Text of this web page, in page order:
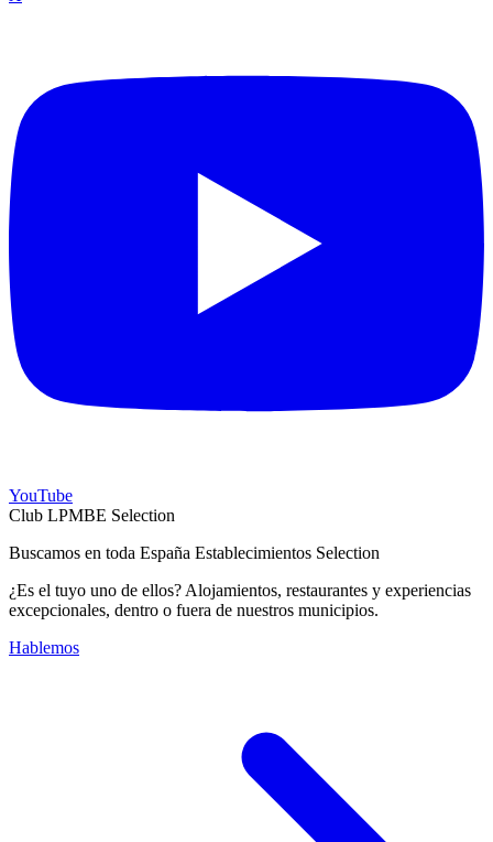
YouTube
Club LPMBE Selection
Buscamos en toda España Establecimientos Selection
¿Es el tuyo uno de ellos? Alojamientos, restaurantes y experiencias
excepcionales, dentro o fuera de nuestros municipios.
Hablemos